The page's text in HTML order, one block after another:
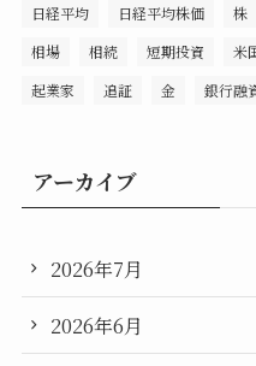
日経平均
日経平均株価 株
相場
相続 短期投資 米
起業家
追証 金 銀行融
アーカイブ
2026年7月
2026年6月